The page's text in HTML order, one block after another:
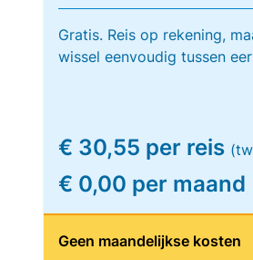
Gratis. Reis op rekening,
wissel eenvoudig tussen
€ 30,55 per reis
€ 0,00 per maand
Geen maandelijkse kosten